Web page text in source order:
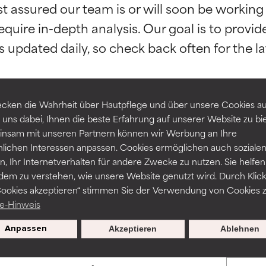
die Wahrheit über Hautpflege und über unsere Cookies
dabei, Ihnen die beste Erfahrung auf unserer Website zu
mit unseren Partnern können wir Werbung an Ihre
Interessen anpassen. Cookies ermöglichen auch sozialen
Ihr Internetverhalten für andere Zwecke zu nutzen. Sie
zu verstehen, wie unsere Website genutzt wird. Durch
akzeptieren“ stimmen Sie der Verwendung von Cookies
Hinweis
Anpassen Ablehnen
Akzeptieren
assured our team is or will soon be
in-depth analysis. Our goal is to
ZURÜCK ZUR SUCHE
werden wissenschaftliche Studien herangezogen, die durch
Verfügbarkeiten variieren je nach Land und Region.
unabhängige Studien belegt. Hervorragender Wirkstoff für
nicht irritierend, kann aber auch ästhetische, Haltbarkeits- oder
die die Verwendbarkeit einschränken.
von Hautreizungen. Das Risiko wächst, wenn es mit
kombiniert wird.
Entzündungen, Trockenheit etc. verursachen. Kann bei
unabhängige Studien belegt. Hervorragender Wirkstoff für
nicht irritierend, kann aber auch ästhetische, Haltbarkeits- oder
die die Verwendbarkeit einschränken.
von Hautreizungen. Das Risiko wächst, wenn es mit
kombiniert wird.
Entzündungen, Trockenheit etc. verursachen. Kann bei